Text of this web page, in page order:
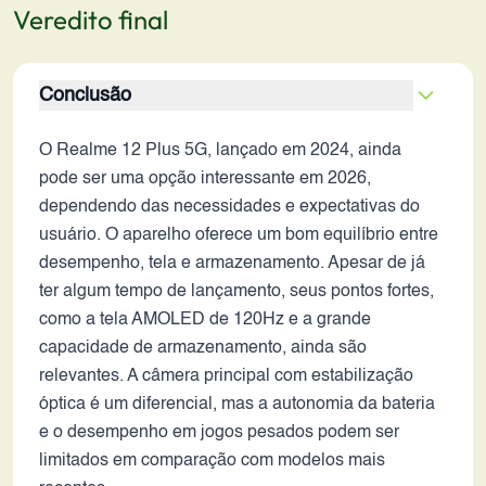
Veredito final
Conclusão
O Realme 12 Plus 5G, lançado em 2024, ainda
pode ser uma opção interessante em 2026,
dependendo das necessidades e expectativas do
usuário. O aparelho oferece um bom equilíbrio entre
desempenho, tela e armazenamento. Apesar de já
ter algum tempo de lançamento, seus pontos fortes,
como a tela AMOLED de 120Hz e a grande
capacidade de armazenamento, ainda são
relevantes. A câmera principal com estabilização
óptica é um diferencial, mas a autonomia da bateria
e o desempenho em jogos pesados podem ser
limitados em comparação com modelos mais